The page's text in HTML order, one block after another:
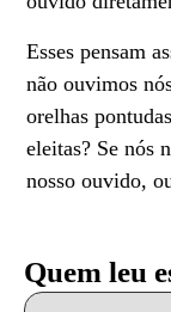
Esses pensam
não ouvimos
orelhas
eleitas? Se nós
nosso ouvido,
Quem leu